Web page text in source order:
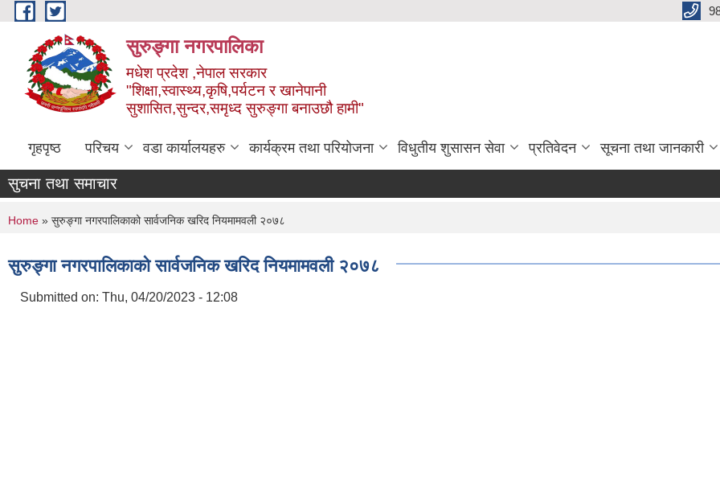
Skip to main content
सुरुङ्‍गा नगरपालिका
मधेश प्रदेश ,नेपाल सरकार
"शिक्षा,स्वास्थ्य,कृषि,पर्यटन र खानेपानी
सुशासित,सुन्दर,समृध्द सुरुङ्गा बनाउछौ हामी"
गृहपृष्ठ परिचय वडा कार्यालयहरु कार्यक्रम तथा परियोजना विधुतीय शुसासन सेवा प्रतिवेदन सूचना तथा जानकारी
सुचना तथा समाचार
You are here
Home » सुरुङ्गा नगरपालिकाको सार्वजनिक खरिद नियमामवली २०७८
सुरुङ्गा नगरपालिकाको सार्वजनिक खरिद नियमामवली २०७८
Submitted on: Thu, 04/20/2023 - 12:08